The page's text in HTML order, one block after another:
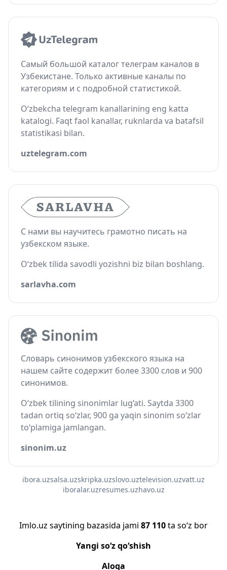
Самый большой каталог телеграм каналов в
Узбекистане. Только активные каналы по
категориям и с подробной статистикой.
O‘zbekcha telegram kanallarining eng katta
katalogi. Faqt faol kanallar, ruknlarda va batafsil
statistikasi bilan.
uztelegram.com
С нами вы научитесь грамотно писать на
узбекском языке.
O‘zbek tilida savodli yozishni biz bilan boshlang.
sarlavha.com
Словарь синонимов узбекского языка на
нашем сайте содержит более 3300 слов и 900
синонимов.
O‘zbek tilining sinonimlar lug‘ati. Saytda 3300
tadan ortiq so‘zlar, 900 ga yaqin sinonim so‘zlar
to‘plamiga jamlangan.
sinonim.uz
ibora.uzsalsa.uzskripka.uzslovo.uztelevision.uzvatt.uz
iboralar.uzresumes.uzhavo.uz
Imlo.uz saytining bazasida jami 87 110ta so‘z bor
Yangi so‘z qo‘shish
Aloqa